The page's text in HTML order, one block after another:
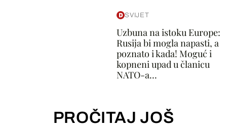
SVIJET
Uzbuna na istoku Europe:
Rusija bi mogla napasti, a
poznato i kada! Moguć i
kopneni upad u članicu
NATO-a...
PROČITAJ JOŠ